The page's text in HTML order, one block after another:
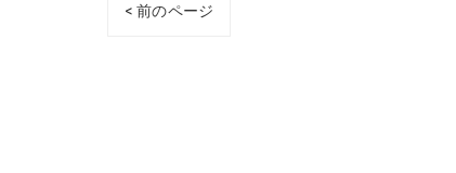
< 前のページ